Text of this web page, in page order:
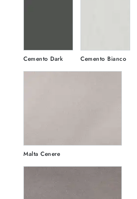
Cemento Dark Cemento Bianco
Malta Cenere